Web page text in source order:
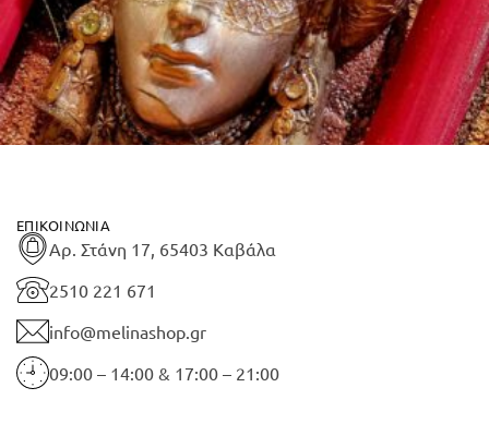
ΕΠΙΚΟΙΝΩΝΊΑ
Αρ. Στάνη 17, 65403 Καβάλα
2510 221 671
info@melinashop.gr
09:00 – 14:00 & 17:00 – 21:00